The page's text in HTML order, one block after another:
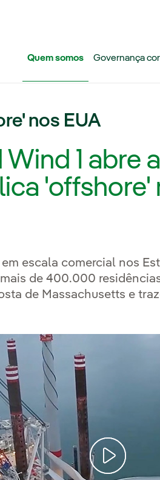
Quem somos Governança
nos EUA
1 abre
'offshore'
escala comercial nos
de 400.000
de Massachusetts e